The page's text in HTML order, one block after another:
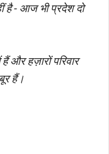
है - आज भी प्रदेश दो
और हज़ारों परिवार
हैं।